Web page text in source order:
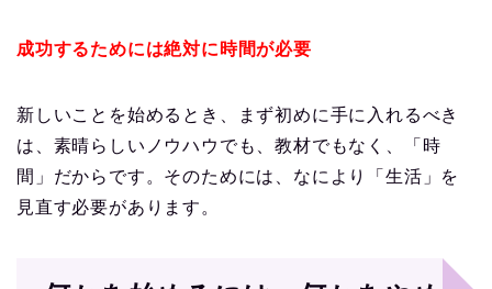
成功するためには絶対に時間が必要
新しいことを始めるとき、まず初めに手に入れるべき
は、素晴らしいノウハウでも、教材でもなく、「時
間」だからです。そのためには、なにより「生活」を
見直す必要があります。